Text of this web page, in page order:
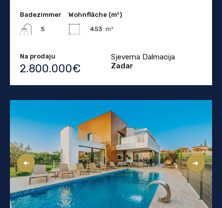
Badezimmer
5
Wohnfläche (m²)
453 m²
Na prodaju
2.800.000€
Sjeverna Dalmacija
Zadar